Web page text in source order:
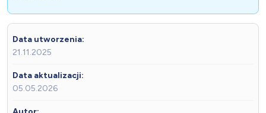
Data utworzenia:
21.11.2025
Data aktualizacji:
05.05.2026